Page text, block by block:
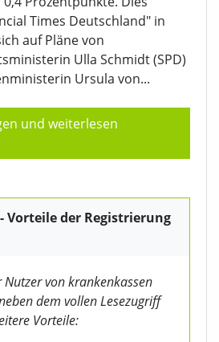
Times Deutschland" in
auf Pläne von
Ulla Schmidt (SPD)
Ursula von...
und weiterlesen
Vorteile der Registrierung
Nutzer von krankenkassen
dem vollen Lesezugriff
Vorteile: